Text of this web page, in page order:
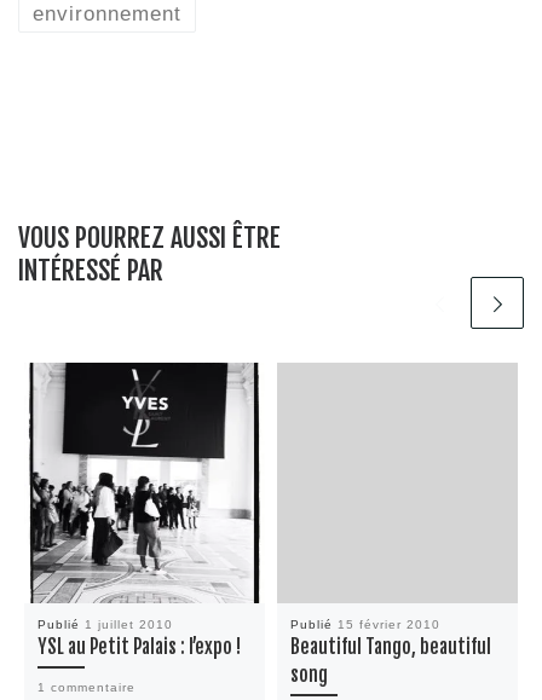
environnement
VOUS POURREZ AUSSI ÊTRE
INTÉRESSÉ PAR
Publié 1 juillet 2010
YSL au Petit Palais : l’expo !
1 commentaire
Publié 15 février 2010
Beautiful Tango, beautiful
song